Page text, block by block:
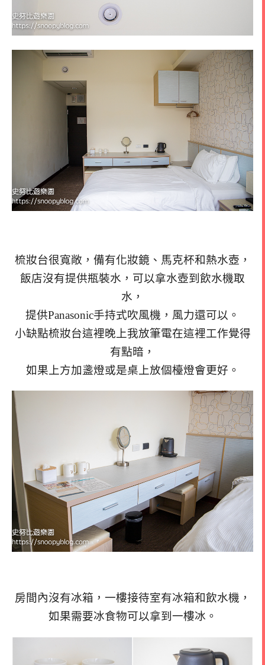
梳妝台很寬敞，備有化妝鏡、馬克杯和熱水壺，
飯店沒有提供瓶裝水，可以拿水壺到飲水機取
水，
提供Panasonic手持式吹風機，風力還可以。
小缺點梳妝台這裡晚上我放筆電在這裡工作覺得
有點暗，
如果上方加盞燈或是桌上放個檯燈會更好。
房間內沒有冰箱，一樓接待室有冰箱和飲水機，
如果需要冰食物可以拿到一樓冰。